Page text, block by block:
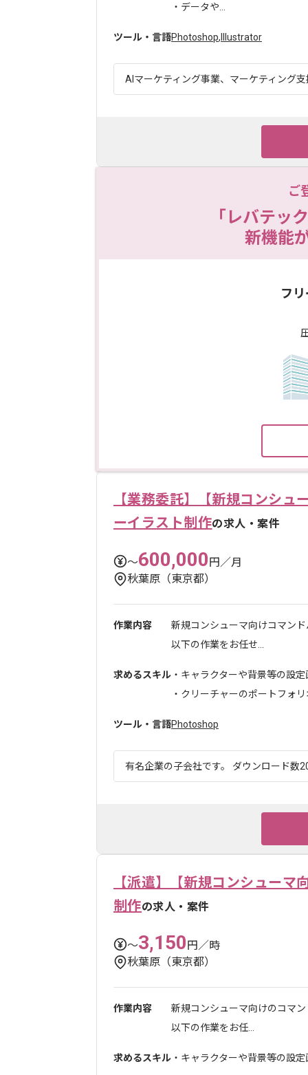
・データや...
ツール・言語Photoshop, Illustrator
AIマーケティング事業、マーケティング
ご
「レバテッ
新機能
フ
【業務委託】【新規コンシ
ーイラスト制作の求人・案件
〜600,000円／月
秋葉原（東京都）
作業内容
新規コンシューマ向けコマン
以下の作業をお任せ...
求めるスキル ・キャラクターや背景等の設
・クリーチャーのポートフォリ
ツール・言語Photoshop
有名企業の子会社です。 ダウンロード数
【派遣】【新規コンシュー
制作の求人・案件
〜3,150円／時
秋葉原（東京都）
作業内容
新規コンシューマ向けのコマ
以下の作業をお任...
求めるスキル ・キャラクターや背景等の設